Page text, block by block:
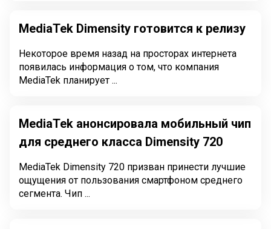
MediaTek Dimensity готовится к релизу
Некоторое время назад на просторах интернета
появилась информация о том, что компания
MediaTek планирует ...
MediaTek анонсировала мобильный чип
для среднего класса Dimensity 720
MediaTek Dimensity 720 призван принести лучшие
ощущения от пользования смартфоном среднего
сегмента. Чип ...